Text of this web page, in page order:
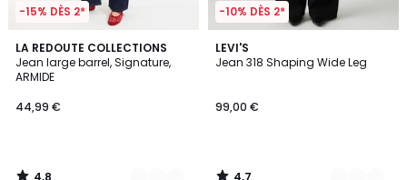
-15% DÈS 2*
LA REDOUTE COLLECTIONS
Jean large barrel, Signature,
ARMIDE
44,99 €
4,8
/ 5
5
Couleurs
4,8
-10% DÈS 2*
LEVI'S
Jean 318 Shaping Wide Leg
99,00 €
4,7
/ 5
2
Couleurs
4,7